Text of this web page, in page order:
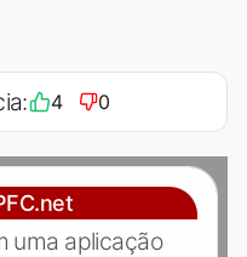
4 0
uma aplicação